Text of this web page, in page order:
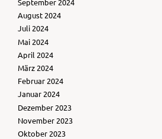
September 2024
August 2024
Juli 2024
Mai 2024
April 2024
März 2024
Februar 2024
Januar 2024
Dezember 2023
November 2023
Oktober 2023